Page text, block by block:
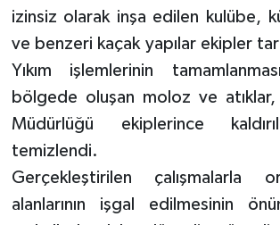
izinsiz olarak inşa edilen kulübe,
ve benzeri kaçak yapılar ekipler
Yıkım işlemlerinin
bölgede oluşan moloz ve atıklar,
Müdürlüğü ekiplerince
temizlendi.
Gerçekleştirilen çalışmalarla
alanlarının işgal edilmesinin